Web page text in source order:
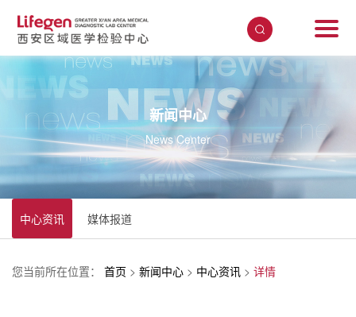
新闻中心
News Center
中心资讯 媒体报道
您当前所在位置： 首页 > 新闻中心 > 中心资讯 > 详情